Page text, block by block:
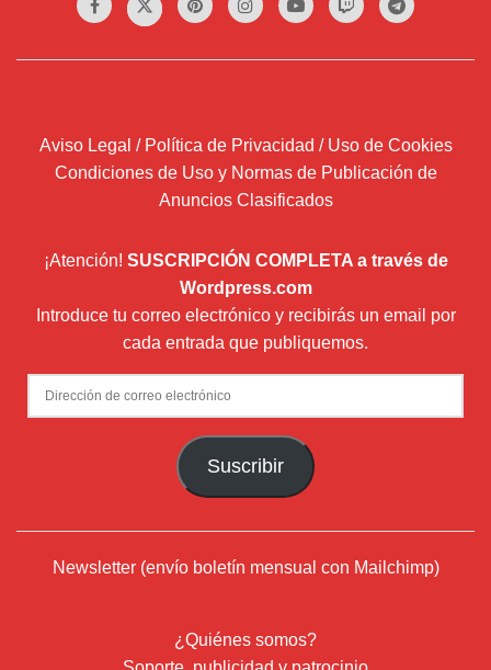
Aviso Legal / Política de Privacidad / Uso de Cookies
Condiciones de Uso y Normas de Publicación de
Anuncios Clasificados
¡Atención! SUSCRIPCIÓN COMPLETA a través de
Wordpress.com
Introduce tu correo electrónico y recibirás un email por
cada entrada que publiquemos.
Dirección
de
Suscribir
Newsletter (envío boletín mensual con Mailchimp)
¿Quiénes somos?